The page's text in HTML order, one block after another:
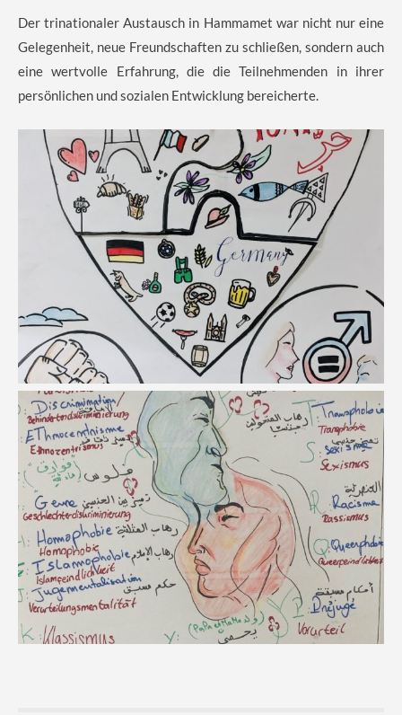
Der trinationaler Austausch in Hammamet war nicht nur eine
Gelegenheit, neue Freundschaften zu schließen, sondern auch
eine wertvolle Erfahrung, die die Teilnehmenden in ihrer
persönlichen und sozialen Entwicklung bereicherte.